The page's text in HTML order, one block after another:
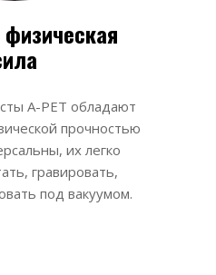
A-PET обладают
прочностью
их легко
гравировать,
под вакуумом.